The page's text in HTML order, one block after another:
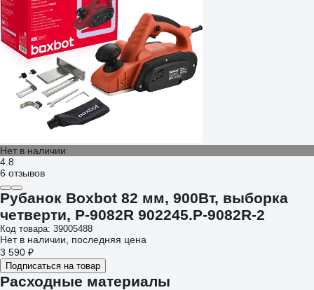
Нет в наличии
4.8
6 отзывов
Рубанок Boxbot 82 мм, 900Вт, выборка
четверти, P-9082R 902245.P-9082R-2
Код товара: 39005488
Нет в наличии, последняя цена
3 590 ₽
Подписаться на товар
Расходные материалы